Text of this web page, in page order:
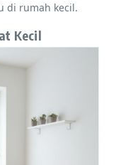
di rumah kecil.
Kecil